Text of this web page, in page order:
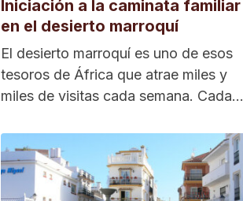
Iniciación a la caminata familiar
en el desierto marroquí
El desierto marroquí es uno de esos
tesoros de África que atrae miles y
miles de visitas cada semana. Cada...